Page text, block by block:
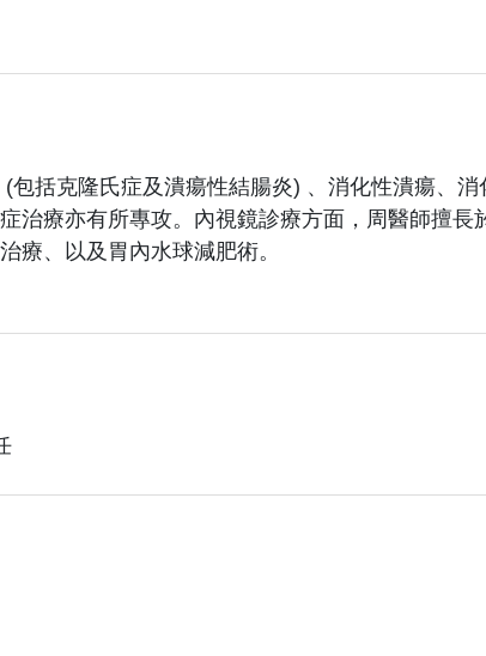
括克隆氏症及潰瘍性結腸炎) 、消化性潰瘍、
治療亦有所專攻。內視鏡診療方面，周醫師擅長
療、以及胃內水球減肥術。